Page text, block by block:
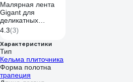
Малярная лента
Gigant для
деликатных
поверхностей 25мм
х 25 м GIT-40
4.3(3)
Характеристики
Тип
Кельма плиточника
Форма полотна
трапеция